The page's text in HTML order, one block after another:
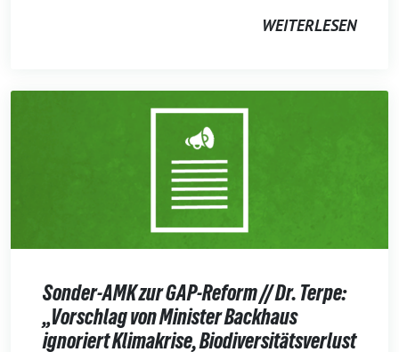
WEITERLESEN
Sonder-AMK zur GAP-Reform // Dr. Terpe:
„Vorschlag von Minister Backhaus
ignoriert Klimakrise, Biodiversitätsverlust